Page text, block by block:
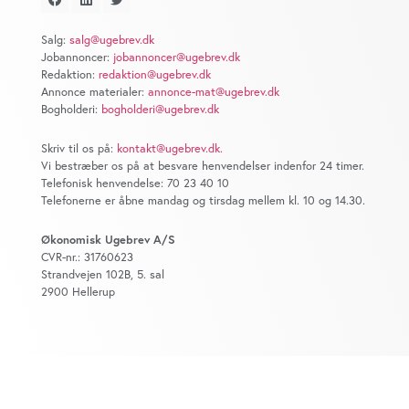
sociale medier, annonceringspartnere og
analysepartnere. Vores partnere kan kombinere disse
data med andre oplysninger, du har givet dem, eller som
de har indsamlet fra din brug af deres tjenester. Du
anvende vores hjemmeside.
Salg: salg@ugebrev.dk
Jobannoncer: jobannoncer@ugebrev.dk
Redaktion: redaktion@ugebrev.dk
Annonce materialer: annonce-mat@ugebrev.dk
Bogholderi: bogholderi@ugebrev.dk
Skriv til os på: kontakt@ugebrev.dk.
Vi bestræber os på at besvare henvendelser indenfor 24 timer.
Telefonisk henvendelse: 70 23 40 10
Telefonerne er åbne mandag og tirsdag mellem kl. 10 og 14.30.
Økonomisk Ugebrev A/S
CVR-nr.: 31760623
Strandvejen 102B, 5. sal
2900 Hellerup